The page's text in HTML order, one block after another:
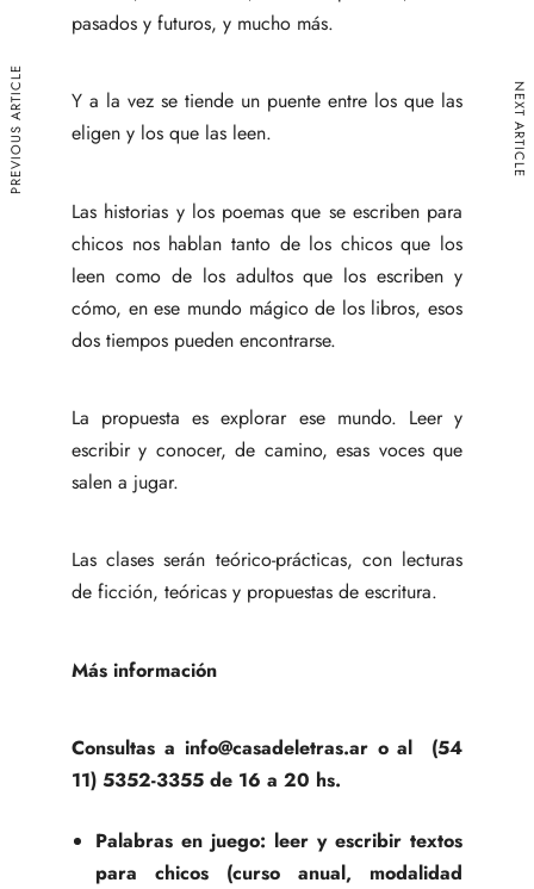
pasados y futuros, y mucho más.
Y a la vez se tiende un puente entre los que las
eligen y los que las leen.
Las historias y los poemas que se escriben para
chicos nos hablan tanto de los chicos que los
leen como de los adultos que los escriben y
cómo, en ese mundo mágico de los libros, esos
dos tiempos pueden encontrarse.
La propuesta es explorar ese mundo. Leer y
escribir y conocer, de camino, esas voces que
salen a jugar.
Las clases serán teórico-prácticas, con lecturas
de ficción, teóricas y propuestas de escritura.
Más información
Consultas a info@casadeletras.ar o al (54
11) 5352-3355 de 16 a 20 hs.
Palabras en juego: leer y escribir textos
para chicos (curso anual, modalidad
PREVIOUS ARTICLE NEXT ARTICLE